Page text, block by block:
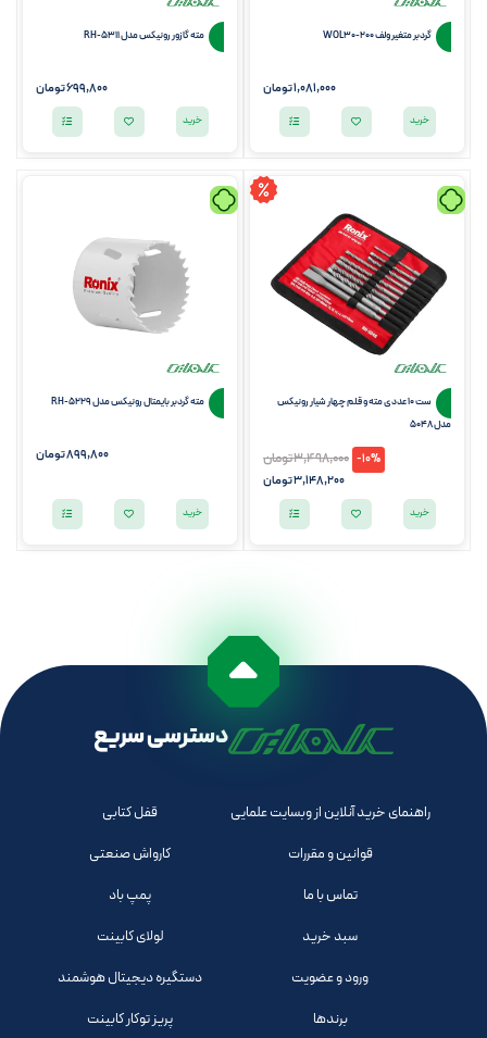
گردبر متغیر ولف WOL30-200
1,081,000تومان
خرید
مته گازور رونیکس مدل RH-5311
699,800تومان
خرید
ست 10 عددی مته و قلم چهار شیار رونیکس
مدل 5048
-10%
3,498,000تومان
3,148,200تومان
خرید
مته گردبر بایمتال رونیکس مدل RH-5229
899,800تومان
خرید
دسترسی سریع
راهنمای خرید آنلاین از وبسایت علمایی
قوانین و مقررات
تماس با ما
سبد خرید
ورود و عضویت
برندها
قفل کتابی
کارواش صنعتی
پمپ باد
لولای کابینت
دستگیره دیجیتال هوشمند
پریز توکار کابینت